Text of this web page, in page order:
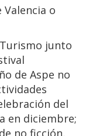
Valencia o
Turismo junto
de Aspe no
del
en diciembre;
no ficción,